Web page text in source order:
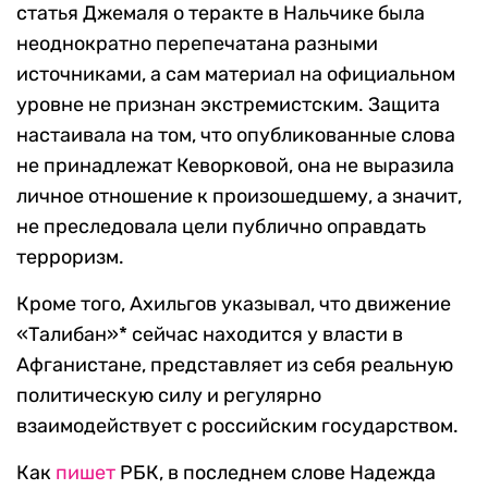
статья Джемаля о теракте в Нальчике была
неоднократно перепечатана разными
источниками, а сам материал на официальном
уровне не признан экстремистским. Защита
настаивала на том, что опубликованные слова
не принадлежат Кеворковой, она не выразила
личное отношение к произошедшему, а значит,
не преследовала цели публично оправдать
терроризм.
Кроме того, Ахильгов указывал, что движение
«Талибан»* сейчас находится у власти в
Афганистане, представляет из себя реальную
политическую силу и регулярно
взаимодействует с российским государством.
Как пишет РБК, в последнем слове Надежда